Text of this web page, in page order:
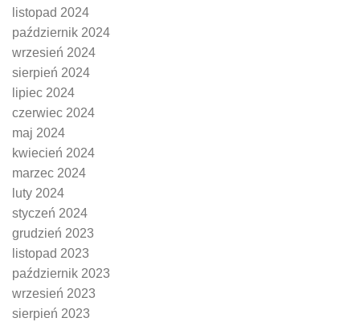
listopad 2024
październik 2024
wrzesień 2024
sierpień 2024
lipiec 2024
czerwiec 2024
maj 2024
kwiecień 2024
marzec 2024
luty 2024
styczeń 2024
grudzień 2023
listopad 2023
październik 2023
wrzesień 2023
sierpień 2023